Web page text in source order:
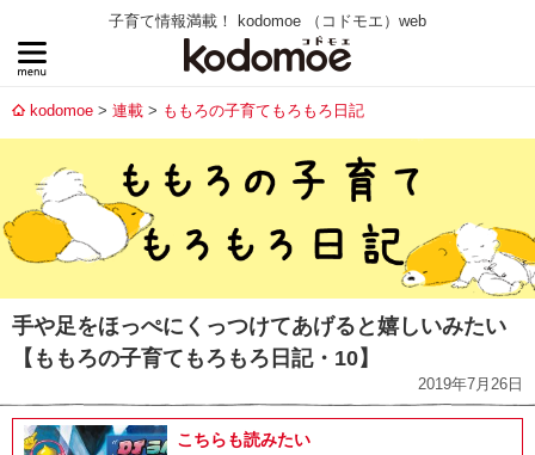
子育て情報満載！ kodomoe （コドモエ）web
kodomoe 連載 ももろの子育てもろもろ日記
手や足をほっぺにくっつけてあげると嬉しいみたい
【ももろの子育てもろもろ日記・10】
2019年7月26日
こちらも読みたい